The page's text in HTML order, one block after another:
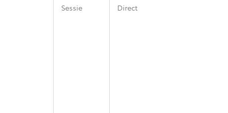
Sessie Direct